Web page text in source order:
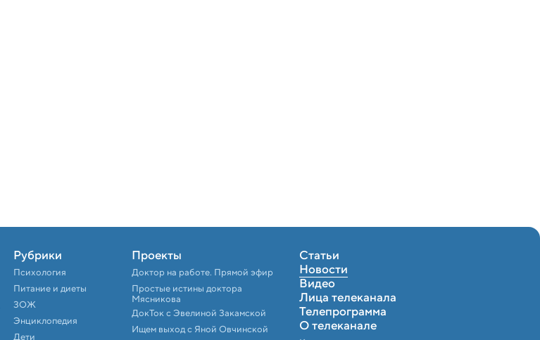
Рубрики
Психология
Питание и диеты
ЗОЖ
Энциклопедия
Дети
Проекты
Доктор на работе. Прямой эфир
Простые истины доктора
Мясникова
ДокТок с Эвелиной Закамской
Ищем выход с Яной Овчинской
Статьи
Новости
Видео
Лица телеканала
Телепрограмма
О телеканале